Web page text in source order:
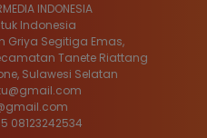
INDONESIA
Indonesia
Griya Segitiga Emas,
Tanete Riattang
Sulawesi Selatan
08123242534